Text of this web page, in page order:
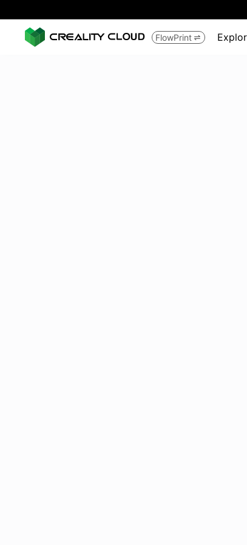
FlowPrint 